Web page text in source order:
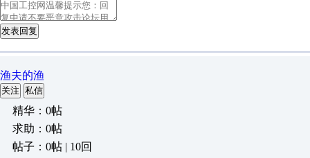
发表回复
渔夫的渔
关注 私信
精华：0帖
求助：0帖
帖子：0帖 | 10回